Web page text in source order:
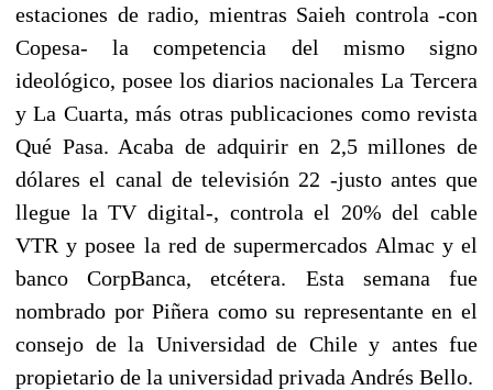
estaciones de radio, mientras Saieh controla -con
Copesa- la competencia del mismo signo
ideológico, posee los diarios nacionales La Tercera
y La Cuarta, más otras publicaciones como revista
Qué Pasa. Acaba de adquirir en 2,5 millones de
dólares el canal de televisión 22 -justo antes que
llegue la TV digital-, controla el 20% del cable
VTR y posee la red de supermercados Almac y el
banco CorpBanca, etcétera. Esta semana fue
nombrado por Piñera como su representante en el
consejo de la Universidad de Chile y antes fue
propietario de la universidad privada Andrés Bello.